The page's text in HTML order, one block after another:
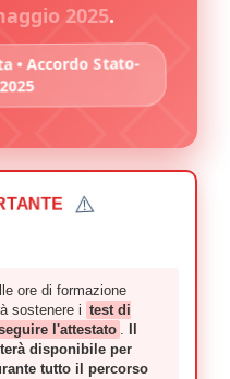
2025.
• Accordo Stato-
⚠️
ore di formazione
sostenere i test di
l'attestato .
disponibile per
tutto il percorso